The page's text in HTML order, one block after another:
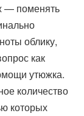
— поменять
облику,
как
утюжка.
количество
которых